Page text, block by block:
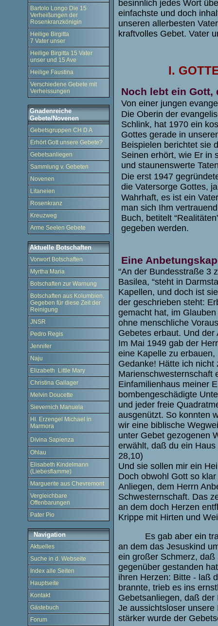
Bartolo Longo Die 15
Verheißungen der
Rosenkranzkönigin
Heilige Birgitta
7 Vater unser
Heilige Birgitta 15 Vater
unser und 15 Ave
Heilige Faustina
Verschiedene Gebete mit
Verheissungen
Gnadenreiche
Gebete/Novenen
Gebetsgruppen CH D A
Erhört Gott unsere Gebete?
Gebetsanliegen
Sammlung v. Gebeten
Novenen
Litaneien
Rosenkranz
Kreuzweg
Arme Seelen Gebete
Aktuelle Botschaften
Vorwort Botschaften
Myrtha Maria
Botschaften zur Warnung
Botschaften aus Kolumbien.
Gegeben für diese Zeit der
Reinigung
JNSR
Pedro Regis
Jennifer
Naju
Elizabeth Little Mary
Christina Gallager
Melvin Doucette
Sievernich Manuela
Hl. Erzengel Michael in
Marmora
Divina Sapienza
Ohlau
Elisabeth Kindelmann
(Liebesflamme)
Marguerite aus Chevremont
Vergleichbare
Offenbarungen
Pater Pio
Navigation
Aktuelles
Suche in d. Webseite
Index alle Seiten
Hauptseite
Kontakt
Gästebuch
Forum
besinnlich jedes Wort
einfachste und doch
unseren allerbesten
kraftvolles Gebet. Vater
I.
Noch lebt ein Gott,
Von einer jungen
Die Oberin der
Schlink, hat 1970 ein
Gottes gerade in
Beispielen berichtet sie
Seinen erhört, wie Er in
und staunenswerte
Die erst 1947
die Vatersorge Gottes,
Wahrhaft, es ist ein
man sich Ihm
Buch, betitelt
gegeben werden.
Eine
“An der Bundesstraße 3
Basilea, “steht in
Kapellen, und doch ist
der geschrieben steht:
gemacht hat, im
ohne menschliche
Gebetes erbaut. Und
Im Mai 1949 gab der
eine Kapelle zu
Gedanke! Hätte ich
Marienschwesternschaft
Einfamilienhaus meiner
bombengeschädigte
und jeder freie
ausgenützt. So konnten
wir eine biblische
unter Gebet gezogenen
erwählt, daß du ein
28,10)
Und sie sollen mir ein
Doch obwohl Gott so
Anliegen, dem Herrn
Schwesternschaft. Das
an dem doch Herzen
Krippe mit Hirten und
Es gab aber ein
an dem das Jesuskind
ein großer Schmerz,
gegenüber gestanden
ihren Herzen: Bitte - laß
brannte, trieb es ins
Gebetsanliegen, daß
Je aussichtsloser
stärker wurde der